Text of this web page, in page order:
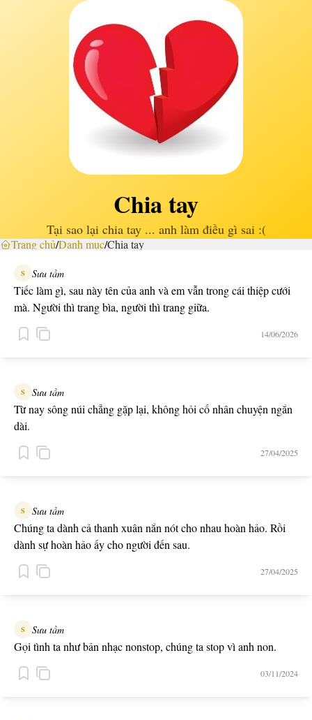
Chia tay
Tại sao lại chia tay ... anh làm điều gì sai :(
Trang chủ/Danh mục/Chia tay
S Sưu tầm
Tiếc làm gì, sau này tên của anh và em vẫn trong cái thiệp cưới
mà. Người thì trang bìa, người thì trang giữa.
14/06/2026
S Sưu tầm
Từ nay sông núi chẳng gặp lại, không hỏi cố nhân chuyện ngắn
dài.
27/04/2025
S Sưu tầm
Chúng ta dành cả thanh xuân nắn nót cho nhau hoàn hảo. Rồi
dành sự hoàn hảo ấy cho người đến sau.
27/04/2025
S Sưu tầm
Gọi tình ta như bản nhạc nonstop, chúng ta stop vì anh non.
03/11/2024